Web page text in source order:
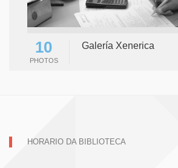
10
PHOTOS
Galería Xenerica
HORARIO DA BIBLIOTECA